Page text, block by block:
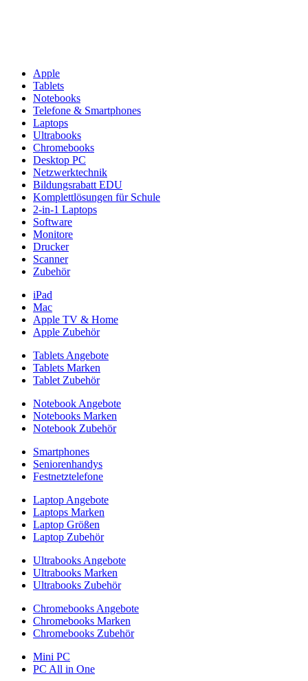
Apple
Tablets
Notebooks
Telefone & Smartphones
Laptops
Ultrabooks
Chromebooks
Desktop PC
Netzwerktechnik
Bildungsrabatt EDU
Komplettlösungen für Schule
2-in-1 Laptops
Software
Monitore
Drucker
Scanner
Zubehör
iPad
Mac
Apple TV & Home
Apple Zubehör
Tablets Angebote
Tablets Marken
Tablet Zubehör
Notebook Angebote
Notebooks Marken
Notebook Zubehör
Smartphones
Seniorenhandys
Festnetztelefone
Laptop Angebote
Laptops Marken
Laptop Größen
Laptop Zubehör
Ultrabooks Angebote
Ultrabooks Marken
Ultrabooks Zubehör
Chromebooks Angebote
Chromebooks Marken
Chromebooks Zubehör
Mini PC
PC All in One